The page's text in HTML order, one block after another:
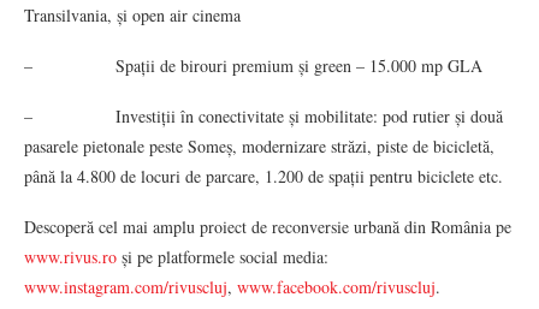
Transilvania, și open air cinema
– Spații de birouri premium și green – 15.000 mp GLA
– Investiții în conectivitate și mobilitate: pod rutier și două
pasarele pietonale peste Someș, modernizare străzi, piste de bicicletă,
până la 4.800 de locuri de parcare, 1.200 de spații pentru biciclete etc.
Descoperă cel mai amplu proiect de reconversie urbană din România pe
www.rivus.ro și pe platformele social media:
www.instagram.com/rivuscluj, www.facebook.com/rivuscluj.